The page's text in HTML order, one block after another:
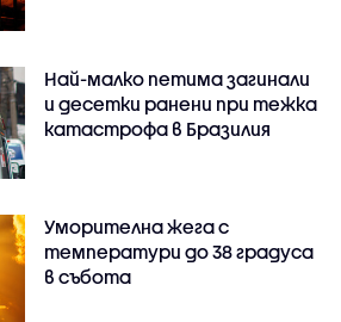
Най-малко петима загинали
и десетки ранени при тежка
катастрофа в Бразилия
Уморителна жега с
температури до 38 градуса
в събота